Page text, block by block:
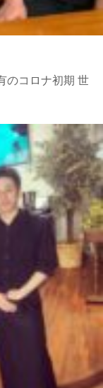
のコロナ初期 世